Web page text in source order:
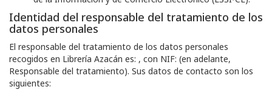
Identidad del responsable del tratamiento de los
datos personales
El responsable del tratamiento de los datos personales
recogidos en Librería Azacán es: , con NIF: (en adelante,
Responsable del tratamiento). Sus datos de contacto son los
siguientes: